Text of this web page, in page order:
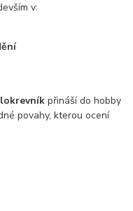
v:
přináší do hobby
povahy, kterou ocení